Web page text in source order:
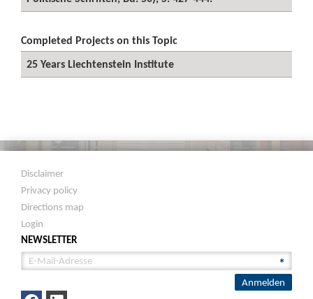
Completed Projects on this Topic
25 Years Liechtenstein Institute
Disclaimer
Privacy policy
Directions map
Login
NEWSLETTER